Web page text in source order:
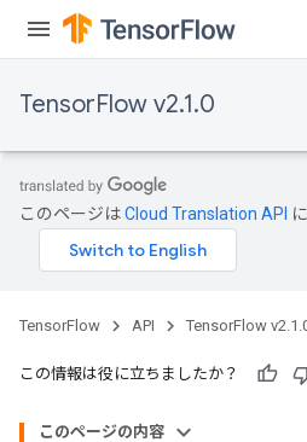
TensorFlow v2.1.0
このページはCloud Translation API
TensorFlow API TensorFlow
この情報は役に立ちましたか？
このページの内容